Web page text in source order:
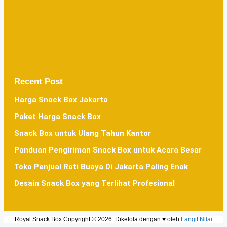
Recent Post
Harga Snack Box Jakarta
Paket Harga Snack Box
Snack Box untuk Ulang Tahun Kantor
Panduan Pengiriman Snack Box untuk Acara Besar
Toko Penjual Roti Buaya Di Jakarta Paling Enak
Desain Snack Box yang Terlihat Profesional
Royal Snack Box Copyright © 2026. Dikelola dengan ♥ oleh Langit Nilai